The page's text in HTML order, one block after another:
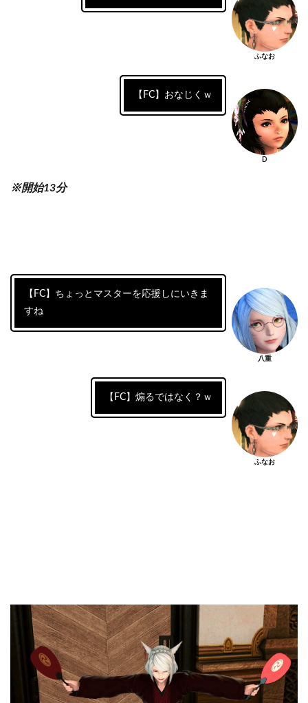
ふなお
【FC】おなじくｗ
D
※開始13分
【FC】ちょっとマスターを応援しにいきま
すね
八重
【FC】煽るではなく？ｗ
ふなお